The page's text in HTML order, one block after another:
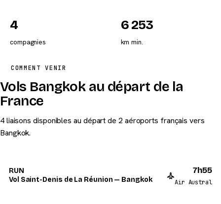
4
compagnies
6 253
km min.
COMMENT VENIR
Vols Bangkok au départ de la
France
4 liaisons disponibles au départ de 2 aéroports français vers
Bangkok.
RUN
Vol Saint-Denis de La Réunion — Bangkok
7h55
Air Austral